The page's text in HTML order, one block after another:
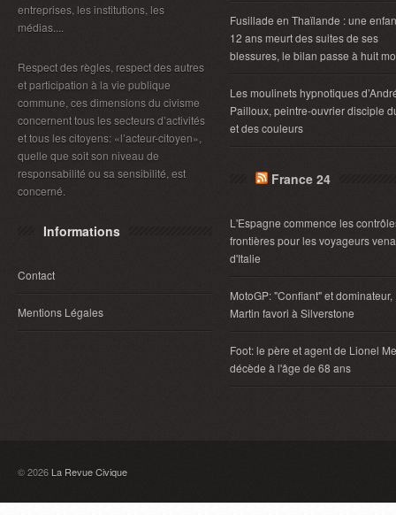
entreprises, les institutions, les
médias....
Respect des règles, respect des autres
et participation à la vie publique
commune, ces dimensions du civisme
concernent tous les secteurs d’activités
et tous les citoyens: «l’acteur-citoyen»,
quelle que soit son niveau de
responsabilité ou sa sensibilité, est
concerné.
Informations
Contact
Mentions Légales
Fusillade en Thaïlande : une
12 ans meurt des suites de ses
blessures, le bilan passe à huit
Les moulinets hypnotiques
Pailloux, peintre-ouvrier disciple
et des couleurs
France 24
L'Espagne commence les
frontières pour les voyageurs
d'Italie
MotoGP: "Confiant" et dominateur,
Martin favori à Silverstone
Foot: le père et agent de Lionel
décède à l'âge de 68 ans
© 2026 La Revue Civique